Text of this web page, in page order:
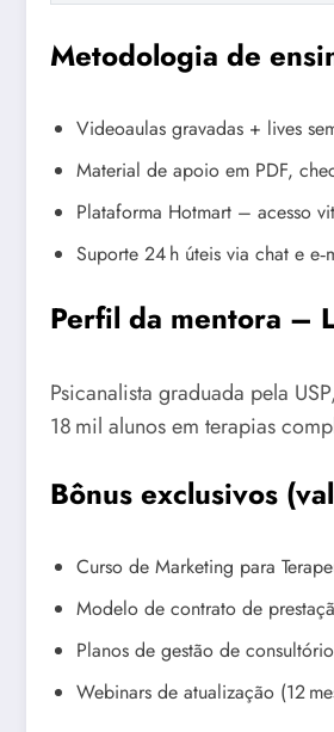
Metodologia de
Videoaulas gravadas + lives
Material de apoio em PDF,
Plataforma Hotmart – acesso
Suporte 24 h úteis via chat e
Perfil da mentora –
Psicanalista graduada pela
18 mil alunos em terapias
Bônus exclusivos
Curso de Marketing para
Modelo de contrato de
Planos de gestão de
Webinars de atualização (12